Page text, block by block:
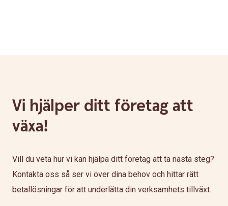
Vi hjälper ditt företag att
växa!
Vill du veta hur vi kan hjälpa ditt företag att ta nästa steg?
Kontakta oss så ser vi över dina behov och hittar rätt
betallösningar för att underlätta din verksamhets tillväxt.